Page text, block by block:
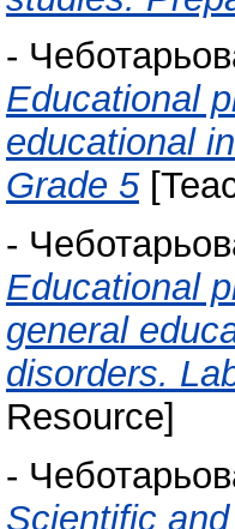
-
Educational
educational
Grade 5
-
Educational
general
disorders.
Resource]
-
Scientific